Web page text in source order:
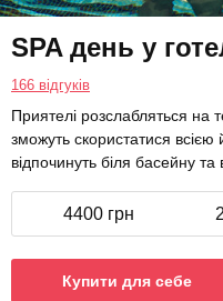
SPA день у
166 відгуків
Приятелі розслабляться на
зможуть скористатися
відпочинуть біля басейну та
4400 грн
Купити для себе